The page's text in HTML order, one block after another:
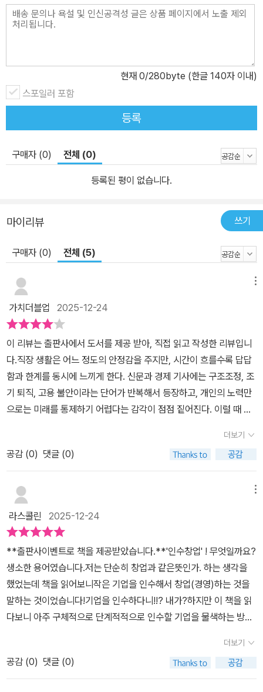
현재 0/280byte (한글 140자 이내)
스포일러 포함
등록
구매자 (0) 전체 (0)
등록된 평이 없습니다.
마이리뷰 쓰기
구매자 (0) 전체 (5)
가치더블업 2025-12-24
이 리뷰는 출판사에서 도서를 제공 받아, 직접 읽고 작성한 리뷰입니
다.직장 생활은 어느 정도의 안정감을 주지만, 시간이 흐를수록 답답
함과 한계를 동시에 느끼게 한다. 신문과 경제 기사에는 구조조정, 조
기 퇴직, 고용 불안이라는 단어가 반복해서 등장하고, 개인의 노력만
으로는 미래를 통제하기 어렵다는 감각이 점점 짙어진다. 이럴 때 많
패 위험, 불확실한 수익 구조 앞에서 쉽게 결정을 내리지 못한다. 리처
드 루벡의 『인수 창업 가이드 북』은 바로 이 지점에서 기존의 선택지
와는 다른 현실적인 대안을 제시한다. 새로 무언가를 만들어내는 창
업이 아니라, 이미 시장에서 검증된 작은 회사를 인수해 직접 CEO가
되는 길이다.소규모 사업체 인수의 가장 큰 매력은 안정적인 수익 구
조다. 이미 고객과 매출이 존재하는 사업을 인수함으로써, 무에서 유
를 만들어야 하는 부담을 줄일 수 있다. 동시에 경영 성과가 곧바로 자
신의 보상으로 이어지는 경영자의 짜릿함도 경험할 수 있다. 그러나
저자는 인수 창업을 결코 쉬운 길로 포장하지 않는다. 적합한 회사를
찾는 일, 인수 자금을 마련하는 과정, 그리고 기존 대표와 합리적인 거
래를 성사시키는 협상까지 모든 단계가 고도의 판단과 준비를 요구한
다. 그렇기에 이 책은 소규모 사업 인수의 전 과정을 구체적으로 안내
하는 데 집중한다.국내에서는 아직 인수 창업과 관련된 학문적 인프
라나 체계적인 가이드가 충분히 자리 잡지 못한 것이 현실이다. 반면
더보기
공감 (0) 댓글 (0)
라스콜린 2025-12-24
**출판사이벤트로 책을 제공받았습니다.**'인수창업' ! 무엇일까요?
생소한 용어였습니다.저는 단순히 창업과 같은뜻인가. 하는 생각을
했었는데 책을 읽어보니작은 기업을 인수해서 창업(경영)하는 것을
말하는 것이었습니다!기업을 인수하다니!!? 내가?하지만 이 책을 읽
다보니 아주 구체적으로 단계적적으로 인수할 기업을 물색하는 방법,
제출하고, 실사를 하고, 실제 인수를 하고. 거기에서 더 나아가 인수후
제대로 경영하기 위한 준비법까지 알 수 있었습니다. (심지어 그 인수
과정에 자금을 조달하는 방법까지 설명해줍니다)가이드북이라는 제
더보기
공감 (0) 댓글 (0)